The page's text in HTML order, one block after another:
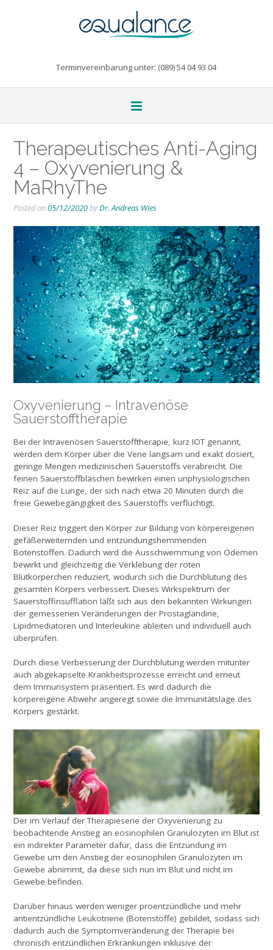
Terminvereinbarung unter: (089) 54 04 93 04
Therapeutisches Anti-Aging
4 – Oxyvenierung &
MaRhyThe
Posted on05/12/2020byDr. Andreas Wies
Oxyvenierung – Intravenöse
Sauerstofftherapie
Bei der Intravenösen Sauerstofftherapie, kurz IOT genannt,
werden dem Körper über die Vene langsam und exakt dosiert,
geringe Mengen medizinischen Sauerstoffs verabreicht. Die
feinen Sauerstoffbläschen bewirken einen unphysiologischen
Reiz auf die Lunge, der sich nach etwa 20 Minuten durch die
freie Gewebegängigkeit des Sauerstoffs verflüchtigt.
Dieser Reiz triggert den Körper zur Bildung von körpereigenen
gefäßerweiternden und entzündungshemmenden
Botenstoffen. Dadurch wird die Ausschwemmung von Ödemen
bewirkt und gleichzeitig die Verklebung der roten
Blutkörperchen reduziert, wodurch sich die Durchblutung des
gesamten Körpers verbessert. Dieses Wirkspektrum der
Sauerstoffinsufflation läßt sich aus den bekannten Wirkungen
der gemessenen Veränderungen der Prostaglandine,
Lipidmediatoren und Interleukine ableiten und individuell auch
überprüfen.
Durch diese Verbesserung der Durchblutung werden mitunter
auch abgekapselte Krankheitsprozesse erreicht und erneut
dem Immunsystem präsentiert. Es wird dadurch die
körpereigene Abwehr angeregt sowie die Immunitätslage des
Körpers gestärkt.
Der im Verlauf der Therapieserie der Oxyvenierung zu
beobachtende Anstieg an eosinophilen Granulozyten im Blut ist
ein indirekter Parameter dafür, dass die Entzündung im
Gewebe um den Anstieg der eosinophilen Granulozyten im
Gewebe abnimmt, da diese sich nun im Blut und nicht im
Gewebe befinden.
Darüber hinaus werden weniger proentzündliche und mehr
antientzündliche Leukotriene (Botenstoffe) gebildet, sodass sich
dadurch auch die Symptomveränderung der Therapie bei
chronisch entzündlichen Erkrankungen inklusive der